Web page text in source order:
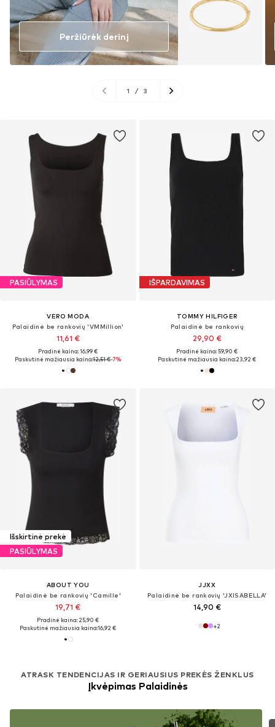
Peržiūrėk derinį
1 / 3
PASIŪLYMAS
VERO MODA
Palaidinė be rankovių 'VMMillion'
11,61 €
Pradinė kaina: 16,99 €
Paskutinė mažiausia kaina:12,51 €-7%
IŠPARDAVIMAS
TOMMY HILFIGER
Palaidinė be rankovių
29,90 €
Pradinė kaina: 59,90 €
Paskutinė mažiausia kaina:23,92 €
Išskirtinė prekė
PASIŪLYMAS
ABOUT YOU
Palaidinė be rankovių 'Camille'
19,71 €
Pradinė kaina: 25,90 €
Paskutinė mažiausia kaina:16,92 €
JJXX
Palaidinė be rankovių 'JXISABELLA'
14,90 €
+2
ATRASK TENDENCIJAS IR GERIAUSIUS PREKĖS ŽENKLUS
Įkvėpimas Palaidinės